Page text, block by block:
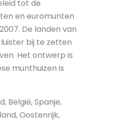
tot de
en euromunten
De landen van
bij te zetten
Het ontwerp is
munthuizen is
België, Spanje,
Oostenrijk,